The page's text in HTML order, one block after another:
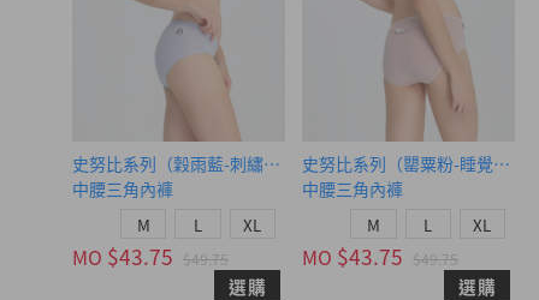
史努比系列（穀雨藍-刺繡正臉史努比）
中腰三角內褲
M L XL
MO $43.75 $49.75
選購
史努比系列（罌粟粉-睡覺史努
中腰三角內褲
M L XL
MO $43.75 $49.75
選購